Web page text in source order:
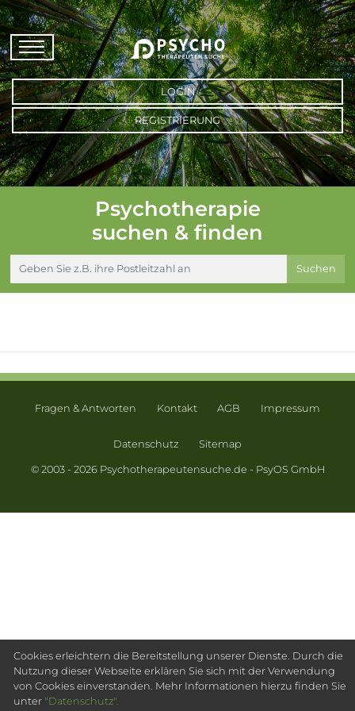
Psychotherapie
suchen & finden
Suchen
LOGIN
REGISTRIERUNG
Fragen & Antworten Kontakt AGB Impressum
Datenschutz Sitemap
© 2003 - 2026 Psychotherapeutensuche.de - PsyOS GmbH
Cookies erleichtern die Bereitstellung unserer Dienste. Durch die
Nutzung dieser Webseite erklären Sie sich mit der Verwendung
von Cookies einverstanden. Mehr Informationen hierzu finden Sie
unter "Datenschutz".